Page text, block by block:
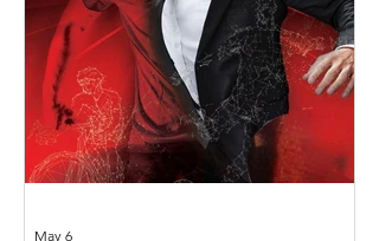
de preparación física. Se habla
May 6